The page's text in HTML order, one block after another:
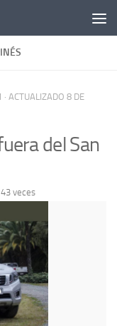
· ACTUALIZADO 8 DE
del San
veces